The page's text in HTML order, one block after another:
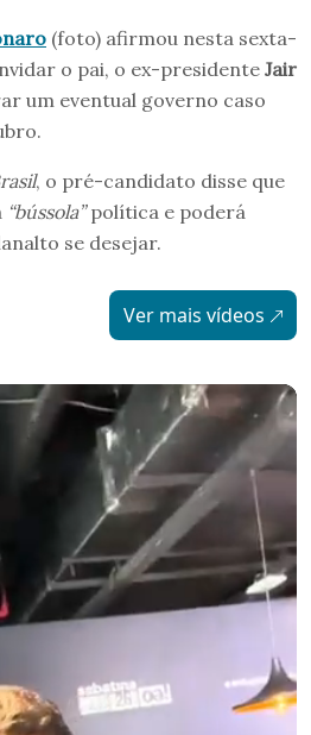
(foto) afirmou nesta sexta-
o pai, o ex-presidenteJair
um eventual governo caso
, o pré-candidato disse que
“bússola”política e poderá
se desejar.
Ver mais vídeos